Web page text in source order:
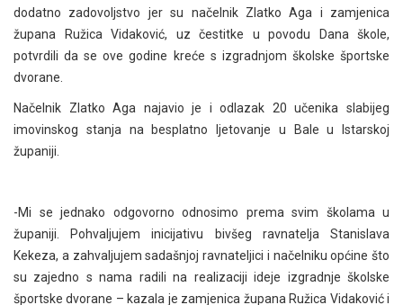
dodatno zadovoljstvo jer su načelnik Zlatko Aga i zamjenica
župana Ružica Vidaković, uz čestitke u povodu Dana škole,
potvrdili da se ove godine kreće s izgradnjom školske športske
dvorane.
Načelnik Zlatko Aga najavio je i odlazak 20 učenika slabijeg
imovinskog stanja na besplatno ljetovanje u Bale u Istarskoj
županiji.
-Mi se jednako odgovorno odnosimo prema svim školama u
županiji. Pohvaljujem inicijativu bivšeg ravnatelja Stanislava
Kekeza, a zahvaljujem sadašnjoj ravnateljici i načelniku općine što
su zajedno s nama radili na realizaciji ideje izgradnje školske
športske dvorane – kazala je zamjenica župana Ružica Vidaković i